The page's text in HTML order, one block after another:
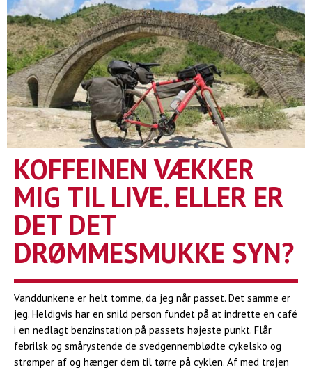
KOFFEINEN VÆKKER
MIG TIL LIVE. ELLER ER
DET DET
DRØMMESMUKKE SYN?
Vanddunkene er helt tomme, da jeg når passet. Det samme er
jeg. Heldigvis har en snild person fundet på at indrette en café
i en nedlagt benzinstation på passets højeste punkt. Flår
febrilsk og smårystende de svedgennemblødte cykelsko og
strømper af og hænger dem til tørre på cyklen. Af med trøjen